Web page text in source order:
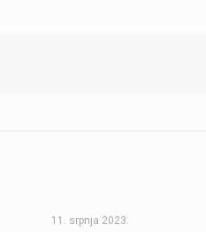
11. srpnja 2023.